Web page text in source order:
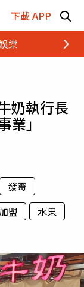
下載 APP
樂 財經
奶執行長
」
發霉
盟
水果